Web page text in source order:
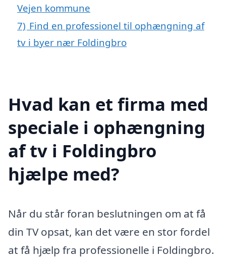
Vejen kommune
7) Find en professionel til ophængning af
tv i byer nær Foldingbro
Hvad kan et firma med
speciale i ophængning
af tv i Foldingbro
hjælpe med?
Når du står foran beslutningen om at få
din TV opsat, kan det være en stor fordel
at få hjælp fra professionelle i Foldingbro.